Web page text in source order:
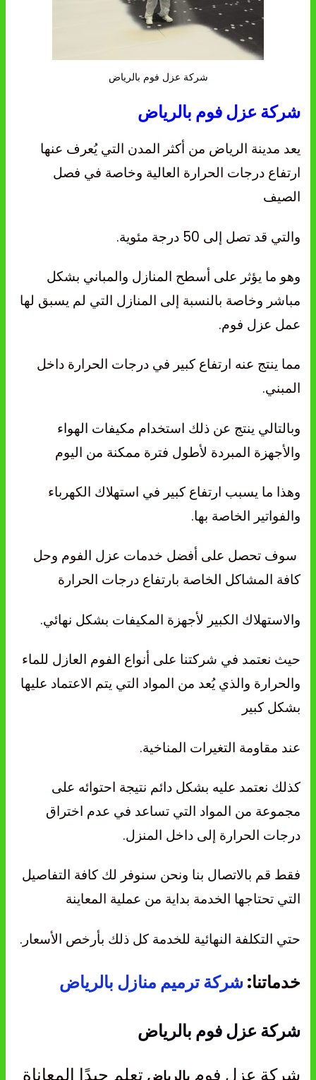
شركة عزل فوم بالرياض
شركة عزل فوم بالرياض
يعد مدينة الرياض من أكثر المدن التي يُعرف عنها
ارتفاع درجات الحرارة العالية وخاصة في فصل
الصيف
والتي قد تصل إلى 50 درجة مئوية.
وهو ما يؤثر على أسطح المنازل والمباني بشكل
مباشر وخاصة بالنسبة إلى المنازل التي لم يسبق لها
عمل عزل فوم.
مما ينتج عنه ارتفاع كبير في درجات الحرارة داخل
المبني.
وبالتالي ينتج عن ذلك استخدام مكيفات الهواء
والأجهزة المبردة لأطول فترة ممكنة من اليوم
وهذا ما يسبب ارتفاع كبير في استهلاك الكهرباء
والفواتير الخاصة بها.
سوف تحصل على أفضل خدمات عزل الفوم وحل
كافة المشاكل الخاصة بارتفاع درجات الحرارة
والاستهلاك الكبير لأجهزة المكيفات بشكل نهائي.
حيث نعتمد في شركتنا على أنواع الفوم العازل للماء
والحرارة والذي يُعد من المواد التي يتم الاعتماد عليها
بشكل كبير
عند مقاومة التغيرات المناخية.
كذلك نعتمد عليه بشكل دائم نتيجة احتوائه على
مجموعة من المواد التي تساعد في عدم اختراق
درجات الحرارة إلى داخل المنزل.
فقط قم بالاتصال بنا ونحن سنوفر لك كافة التفاصيل
التي تحتاجها الخدمة بداية من عملية المعاينة
حتي التكلفة النهائية للخدمة كل ذلك بأرخص الأسعار.
خدماتنا:شركة ترميم منازل بالرياض
شركة عزل فوم بالرياض
شركة عزل فوم بالرياض تعلم جيدًا المعاناة